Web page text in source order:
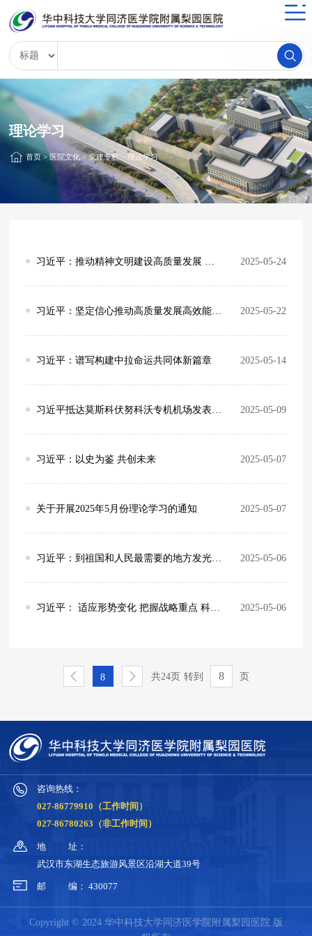
理论学习
首页>医院文化>党建专栏 >理论学习
习近平：推动精神文明建设高质量发展 为强国建设民族复兴提供强大精神力量 2025-05-24
习近平：坚定信心推动高质量发展高效能治理 奋力谱写中原大地推进中国式现代化新篇章 2025-05-22
习近平：谱写构建中拉命运共同体新篇章 2025-05-14
习近平抵达莫斯科伏努科沃专机机场发表书面讲话 2025-05-09
习近平：以史为鉴 共创未来 2025-05-07
关于开展2025年5月份理论学习的通知 2025-05-07
习近平：到祖国和人民最需要的地方发光发热 为中国式现代化建设贡献青春力量 2025-05-06
习近平： 适应形势变化 把握战略重点 科学谋划“十五五”时期经济社会发展 2025-05-06
8 共24页 转到 页
咨询热线：
027-86779910（工作时间）
027-86780263（非工作时间）
地
址：
武汉市东湖生态旅游风景区沿湖大道39号
邮 编： 430077
Copyright © 2024 华中科技大学同济医学院附属梨园医院 版